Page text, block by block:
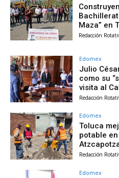
Maza” en
Redacción
Edomex
Julio
como su
visita al
Redacción
Edomex
Toluca
potable
Redacción
Edomex